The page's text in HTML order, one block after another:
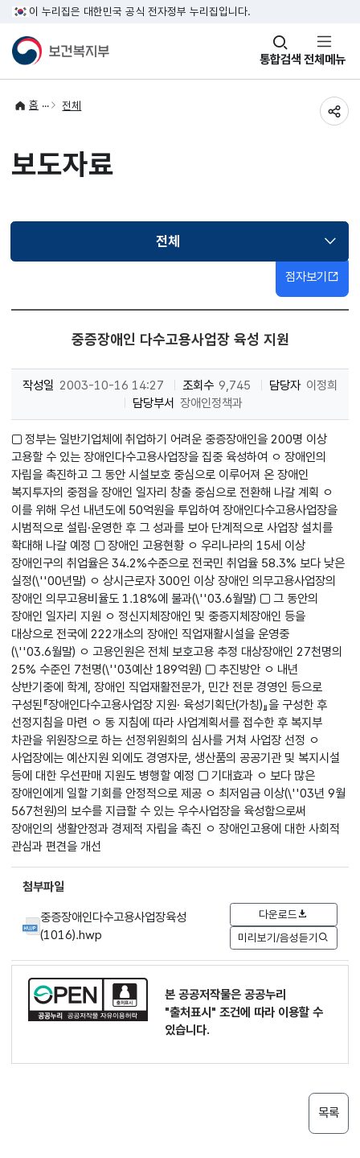
이 누리집은 대한민국 공식 전자정부 누리집입니다.
통합검색
창
열기 전체메뉴
홈 전체
보도자료
전체선택됨
점자보기
중증장애인 다수고용사업장 육성 지원
작성일 2003-10-16 14:27 조회수 9,745 담당자 이정희
담당부서 장애인정책과
□ 정부는 일반기업체에 취업하기 어려운 중증장애인을 200명 이상
고용할 수 있는 장애인다수고용사업장을 집중 육성하여 ㅇ 장애인의
자립을 촉진하고 그 동안 시설보호 중심으로 이루어져 온 장애인
복지투자의 중점을 장애인 일자리 창출 중심으로 전환해 나갈 계획 ㅇ
이를 위해 우선 내년도에 50억원을 투입하여 장애인다수고용사업장을
시범적으로 설립·운영한 후 그 성과를 보아 단계적으로 사업장 설치를
확대해 나갈 예정 □ 장애인 고용현황 ㅇ 우리나라의 15세 이상
장애인구의 취업율은 34.2%수준으로 전국민 취업율 58.3% 보다 낮은
실정(\''00년말) ㅇ 상시근로자 300인 이상 장애인 의무고용사업장의
장애인 의무고용비율도 1.18%에 불과(\''03.6월말) □ 그 동안의
장애인 일자리 지원 ㅇ 정신지체장애인 및 중증지체장애인 등을
대상으로 전국에 222개소의 장애인 직업재활시설을 운영중
(\''03.6월말) ㅇ 고용인원은 전체 보호고용 추정 대상장애인 27천명의
25% 수준인 7천명(\''03예산 189억원) □ 추진방안 ㅇ 내년
상반기중에 학계, 장애인 직업재활전문가, 민간 전문 경영인 등으로
구성된『장애인다수고용사업장 지원· 육성기획단(가칭)』을 구성한 후
선정지침을 마련 ㅇ 동 지침에 따라 사업계획서를 접수한 후 복지부
차관을 위원장으로 하는 선정위원회의 심사를 거쳐 사업장 선정 ㅇ
사업장에는 예산지원 외에도 경영자문, 생산품의 공공기관 및 복지시설
등에 대한 우선판매 지원도 병행할 예정 □ 기대효과 ㅇ 보다 많은
장애인에게 일할 기회를 안정적으로 제공 ㅇ 최저임금 이상(\''03년 9월
567천원)의 보수를 지급할 수 있는 우수사업장을 육성함으로써
장애인의 생활안정과 경제적 자립을 촉진 ㅇ 장애인고용에 대한 사회적
관심과 편견을 개선
첨부파일
중증장애인다수고용사업장육성
(1016).hwp
다운로드
미리보기/음성듣기
본 공공저작물은 공공누리
"출처표시" 조건에 따라 이용할 수
있습니다.
목록